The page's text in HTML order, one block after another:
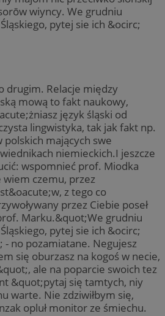
wiyncy. We grudniu
pytej sie ich &ocirc;
drugim. Relacje między
mową to fakt naukowy,
język śląski od
lingwistyka, tak jak fakt np.
mających swe
niemieckich.I jeszcze
wspomnieć prof. Miodka
wiem czemu, przez
z tego co
przez Ciebie poseł
Marku.&quot;We grudniu
pytej sie ich &ocirc;
- no pozamiatane. Negujesz
się oburzasz na kogoś w necie,
ale na poparcie swoich tez
&quot;pytaj się tamtych, niy
warte. Nie zdziwiłbym się,
opluł monitor ze śmiechu.